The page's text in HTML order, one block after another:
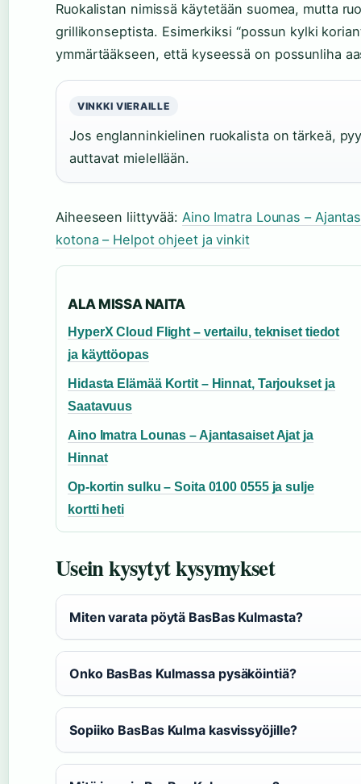
Ruokalistan nimissä käytetään suomea, mutta
grillikonseptista. Esimerkiksi “possun kylki
ymmärtääkseen, että kyseessä on possunliha
VINKKI VIERAILLE
Jos englanninkielinen ruokalista on tärkeä,
auttavat mielellään.
Aiheeseen liittyvää: Aino Imatra Lounas –
kotona – Helpot ohjeet ja vinkit
ALA MISSA NAITA
HyperX Cloud Flight – vertailu, tekniset tiedot
ja käyttöopas
Hidasta Elämää Kortit – Hinnat, Tarjoukset ja
Saatavuus
Aino Imatra Lounas – Ajantasaiset Ajat ja
Hinnat
Op-kortin sulku – Soita 0100 0555 ja sulje
kortti heti
Usein kysytyt kysymykset
Miten varata pöytä BasBas Kulmasta?
Onko BasBas Kulmassa pysäköintiä?
Sopiiko BasBas Kulma kasvissyöjille?